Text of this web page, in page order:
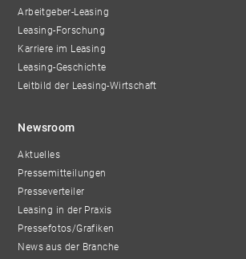
Arbeitgeber-Leasing
Leasing-Forschung
Karriere im Leasing
Leasing-Geschichte
Leitbild der Leasing-Wirtschaft
Newsroom
Aktuelles
Pressemitteilungen
Presseverteiler
Leasing in der Praxis
Pressefotos/Grafiken
News aus der Branche